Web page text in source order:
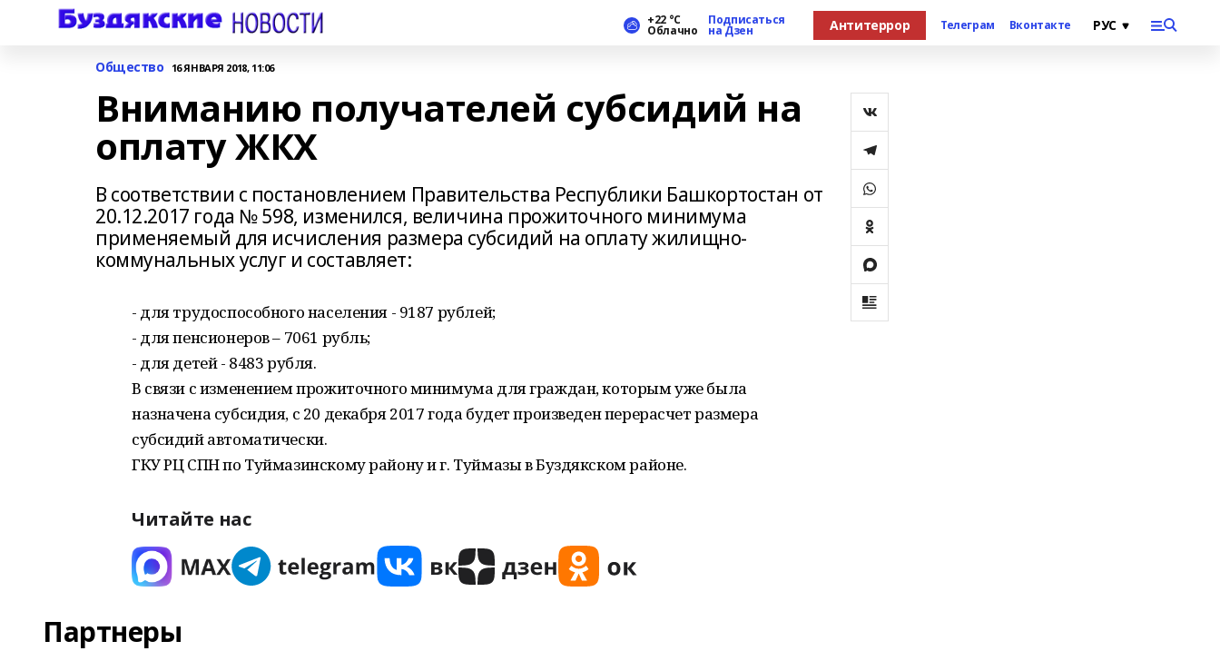
+22 °С
Облачно
Подписаться
на Дзен Антитеррор Телеграм Вконтакте
Общество 16 ЯНВАРЯ 2018, 11:06
Вниманию получателей субсидий на
оплату ЖКХ
В соответствии с постановлением Правительства Республики Башкортостан от
20.12.2017 года № 598, изменился, величина прожиточного минимума
применяемый для исчисления размера субсидий на оплату жилищно-
коммунальных услуг и составляет:
- для трудоспособного населения - 9187 рублей;
- для пенсионеров – 7061 рубль;
- для детей - 8483 рубля.
В связи с изменением прожиточного минимума для граждан, которым уже была
назначена субсидия, с 20 декабря 2017 года будет произведен перерасчет размера
субсидий автоматически.
ГКУ РЦ СПН по Туймазинскому району и г. Туймазы в Буздякском районе.
Читайте нас
Партнеры